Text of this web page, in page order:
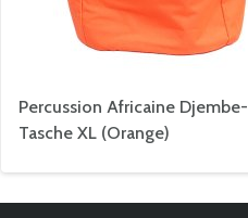
Percussion Africaine Djembe-
Tasche XL (Orange)